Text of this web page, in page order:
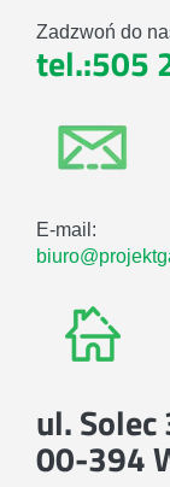
Zadzwoń do
tel.:505
E-mail:
ul.
00-394